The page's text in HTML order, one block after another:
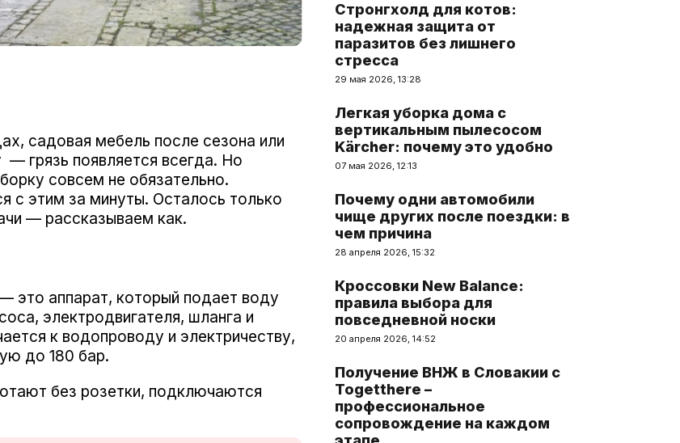
садовая мебель после сезона или
грязь появляется всегда. Но
совсем не обязательно.
с этим за минуты. Осталось только
— рассказываем как.
это аппарат, который подает воду
электродвигателя, шланга и
к водопроводу и электричеству,
до 180 бар.
без розетки, подключаются
Стронгхолд для котов:
надежная защита от
паразитов без лишнего
стресса
29 мая 2026, 13:28
Легкая уборка дома с
вертикальным пылесосом
Kärcher: почему это удобно
07 мая 2026, 12:13
Почему одни автомобили
чище других после поездки: в
чем причина
28 апреля 2026, 15:32
Кроссовки New Balance:
правила выбора для
повседневной носки
20 апреля 2026, 14:52
Получение ВНЖ в Словакии с
Togetthere –
профессиональное
сопровождение на каждом